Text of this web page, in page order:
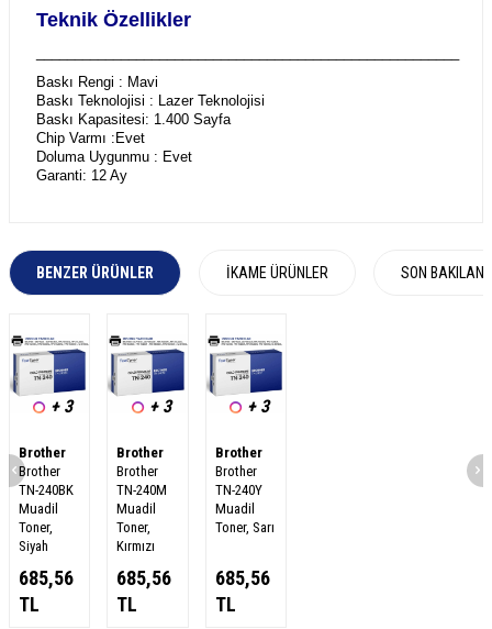
Teknik Özellikler
Baskı Rengi : Mavi
Baskı Teknolojisi : Lazer Teknolojisi
Baskı Kapasitesi: 1.400 Sayfa
Chip Varmı :Evet
Doluma Uygunmu : Evet
Garanti: 12 Ay
BENZER ÜRÜNLER İKAME ÜRÜNLER SON
+ 3
Brother
Brother
TN-240BK
Muadil
Toner,
Siyah
685,56
TL
+ 3
Brother
Brother
TN-240M
Muadil
Toner,
Kırmızı
685,56
TL
+ 3
Brother
Brother
TN-240Y
Muadil
Toner, Sarı
685,56
TL